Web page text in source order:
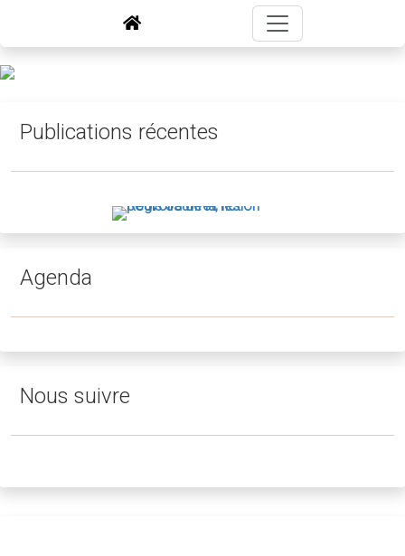
Publications récentes
Agenda
Nous suivre